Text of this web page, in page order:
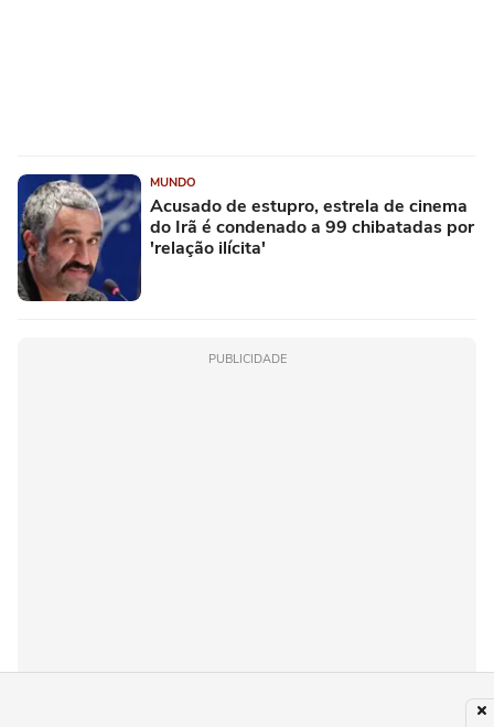
MUNDO
Acusado de estupro, estrela de cinema
do Irã é condenado a 99 chibatadas por
'relação ilícita'
PUBLICIDADE